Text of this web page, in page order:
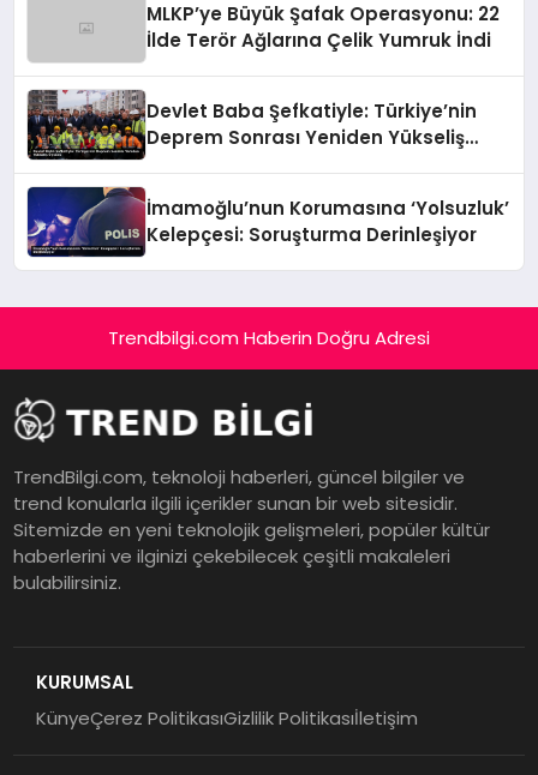
MLKP’ye Büyük Şafak Operasyonu: 22
İlde Terör Ağlarına Çelik Yumruk İndi
Devlet Baba Şefkatiyle: Türkiye’nin
Deprem Sonrası Yeniden Yükseliş
İmamoğlu’nun Korumasına ‘Yolsuzluk’
Kelepçesi: Soruşturma Derinleşiyor
Trendbilgi.com Haberin Doğru Adresi
TrendBilgi.com, teknoloji haberleri, güncel bilgiler ve
trend konularla ilgili içerikler sunan bir web sitesidir.
Sitemizde en yeni teknolojik gelişmeleri, popüler kültür
haberlerini ve ilginizi çekebilecek çeşitli makaleleri
bulabilirsiniz.
KURUMSAL
KünyeÇerez PolitikasıGizlilik Politikasıİletişim